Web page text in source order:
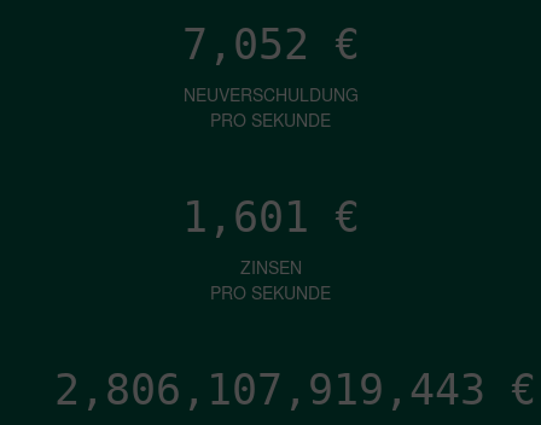
7,052 €
NEUVERSCHULDUNG
PRO SEKUNDE
1,601 €
ZINSEN
PRO SEKUNDE
2,806,107,921,524 €